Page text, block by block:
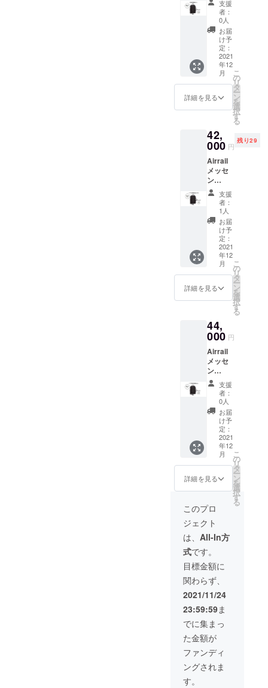
る可能
性もご
ざいま
す。ご
了承く
ださ
い。 ※
ご注文
状況、
使用部
造工程
上の都
より出
荷時期
が遅れ
る場合
があり
ます。
その際
は直ち
にご案
内させ
ていた
だきま
産効率
が向上
した場
合な
ど、定
価が今
後変更
される
可能性
があり
※色は黒
サイズ
は1種類
※デザイ
ン・仕
様は変
更にな
る可能
性もご
ざいま
す。ご
了承く
ださ
い。 ※
ご注文
状況、
使用部
造工程
上の都
より出
荷時期
が遅れ
る場合
があり
ます。
その際
は直ち
にご案
内させ
ていた
だきま
ビジネ
スカ
ジュア
ルバッ
グ 1個 ※
消費税
込み、
送料込
み。 ※
一般販
売予定
円（税
込・送
料込
み）の
約
19%OF
F。 ※生
産効率
が向上
した場
合な
ど、定
価が今
後変更
される
可能性
があり
※色は黒
サイズ
は1種類
※デザイ
ン・仕
様は変
更にな
る可能
性もご
ざいま
す。ご
了承く
ださ
い。 ※
ご注文
状況、
使用部
況、製
上の都
合等に
荷時期
が遅れ
る場合
があり
ます。
は直ち
にご案
ていた
だきま
支援
者：
0人
お届
け予
定：
2021
年12
月
詳細を見る
こ
の
リ
タ
ー
ン
を
選
択
す
る
42,
000 円
残り29
Airrail
メッセ
ン
ジャー
ビジネ
スカ
ジュア
ルバッ
グ 2個 ※
消費税
込み、
送料込
み。 ※
一般販
売予定
円（税
込・送
料込
み）の
約
29%OF
F。 ※生
産効率
が向上
した場
合な
ど、定
価が今
後変更
される
可能性
があり
※色は黒
のみ、
は1種類
です。
※デザイ
ン・仕
様は変
更にな
る可能
性もご
す。ご
了承く
ださ
い。 ※
ご注文
状況、
使用部
支援
者：
1人
お届
け予
定：
2021
年12
月
詳細を見る
こ
の
リ
タ
ー
ン
を
選
択
す
る
44,
000 円
Airrail
メッセ
ン
ジャー
ビジネ
スカ
ジュア
ルバッ
グ 2個 ※
消費税
込み、
送料込
み。 ※
一般販
売予定
59,400
円（税
込・送
料込
み）の
約
26%OF
F。 ※生
産効率
が向上
した場
合な
ど、定
価が今
後変更
される
可能性
があり
支援
者：
0人
お届
け予
定：
2021
年12
月
詳細を見る
こ
の
リ
タ
ー
ン
を
選
択
す
る
このプロ
ジェクト
は、 All-In方
式です。
目標金額に
関わらず、
2021/11/24
23:59:59ま
でに集まっ
た金額が
ファンディ
ングされま
す。